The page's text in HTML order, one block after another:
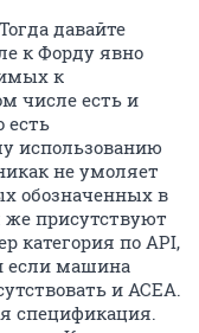
давайте
к Форду явно
к
числе есть и
есть
использованию
не умоляет
обозначенных в
же присутствуют
категория по API,
если машина
и ACEA.
спецификация.